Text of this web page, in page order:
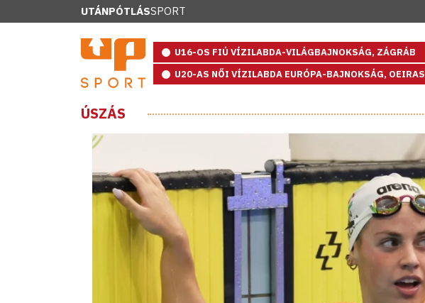
UTÁNPÓTLÁSSPORT
U16-OS FIÚ VÍZILABDA-VILÁGBAJNOKSÁG, ZÁGRÁB
U20-AS NŐI VÍZILABDA EURÓPA-BAJNOKSÁG, OEIRAS
ÚSZÁS